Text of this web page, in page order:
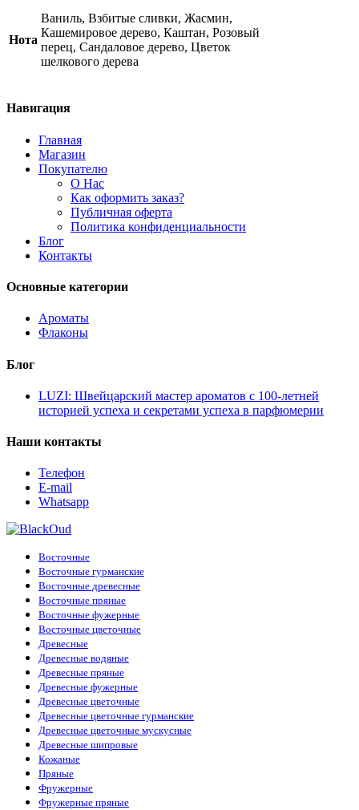
is
Her
quantity
Нота
Ваниль, Взбитые сливки, Жасмин,
Кашемировое дерево, Каштан, Розовый
перец, Сандаловое дерево, Цветок
шелкового дерева
Навигация
Главная
Магазин
Покупателю
О Нас
Как оформить заказ?
Публичная оферта
Политика конфиденциальности
Блог
Контакты
Основные категории
Ароматы
Флаконы
Блог
LUZI: Швейцарский мастер ароматов с 100-летней
историей успеха и секретами успеха в парфюмерии
Наши контакты
Телефон
E-mail
Whatsapp
Восточные
Восточные гурманские
Восточные древесные
Восточные пряные
Восточные фужерные
Восточные цветочные
Древесные
Древесные водяные
Древесные пряные
Древесные фужерные
Древесные цветочные
Древесные цветочные гурманские
Древесные цветочные мускусные
Древесные шипровые
Кожаные
Пряные
Фружерные
Фружерные пряные